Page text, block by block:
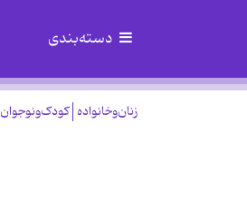
دسته‌بندی
زنان‌وخانواده کودک‌ونوجوان